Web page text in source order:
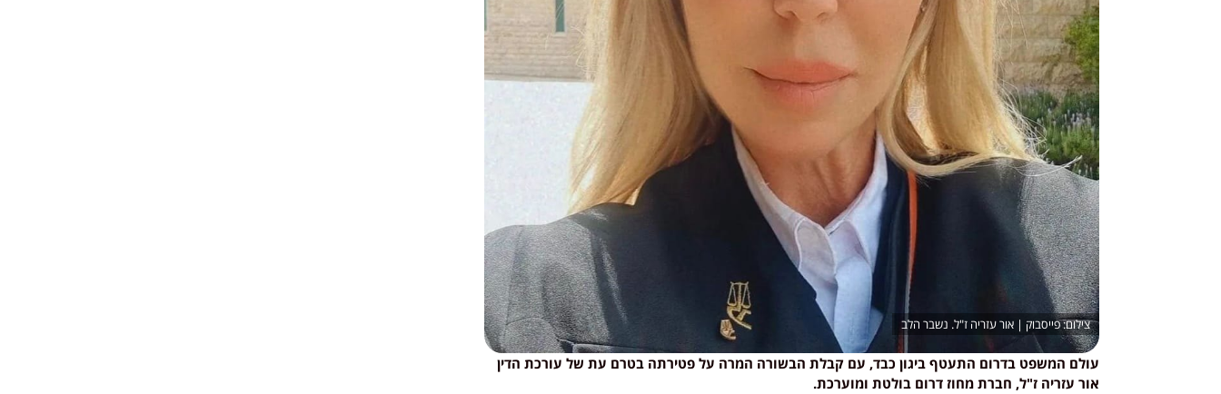
פייסבוק | אור עזריה ז"ל. נשבר הלב
עולם המשפט בדרום התעטף ביגון כבד, עם קבלת הבשורה המרה על פטירתה בטרם עת של עורכת הדין
אור עזריה ז"ל, חברת מחוז דרום בולטת ומוערכת.